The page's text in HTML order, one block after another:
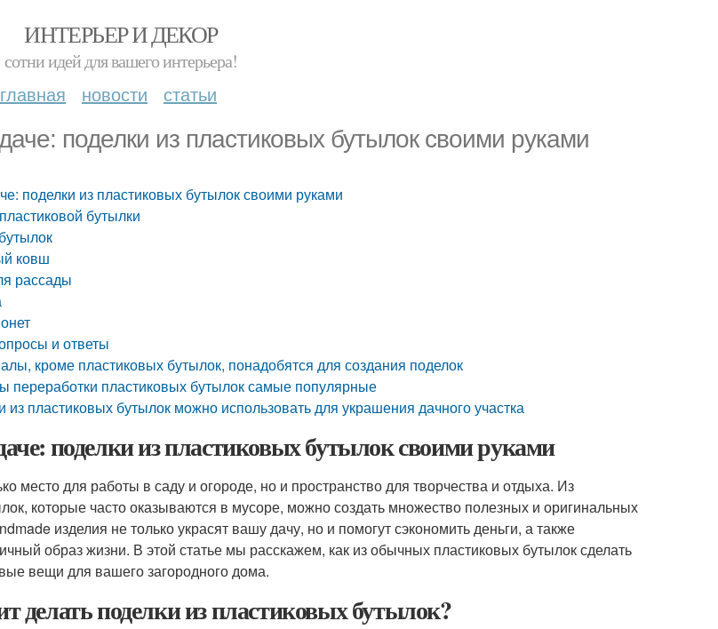
ИНТЕРЬЕР И ДЕКОР
сотни идей для вашего интерьера!
главная новости статьи
поделки из пластиковых бутылок своими руками
поделки из пластиковых бутылок своими руками
бутылки
ковш
рассады
и ответы
кроме пластиковых бутылок, понадобятся для создания поделок
переработки пластиковых бутылок самые популярные
из пластиковых бутылок можно использовать для украшения дачного участка
поделки из пластиковых бутылок своими руками
место для работы в саду и огороде, но и пространство для творчества и отдыха. Из
которые часто оказываются в мусоре, можно создать множество полезных и оригинальных
изделия не только украсят вашу дачу, но и помогут сэкономить деньги, а также
образ жизни. В этой статье мы расскажем, как из обычных пластиковых бутылок сделать
вещи для вашего загородного дома.
делать поделки из пластиковых бутылок?